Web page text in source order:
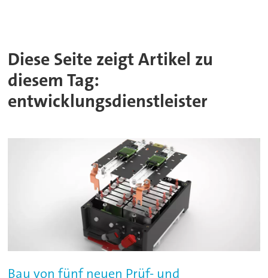
Diese Seite zeigt Artikel zu
diesem Tag:
entwicklungsdienstleister
Bau von fünf neuen Prüf- und